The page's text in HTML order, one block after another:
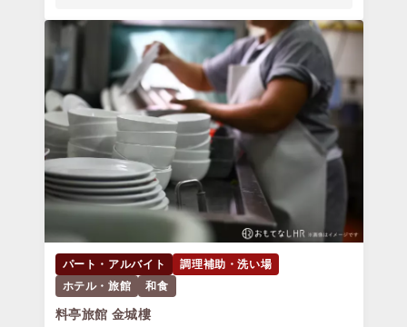
パート・アルバイト
調理補助・洗い場
ホテル・旅館
和食
料亭旅館 金城樓